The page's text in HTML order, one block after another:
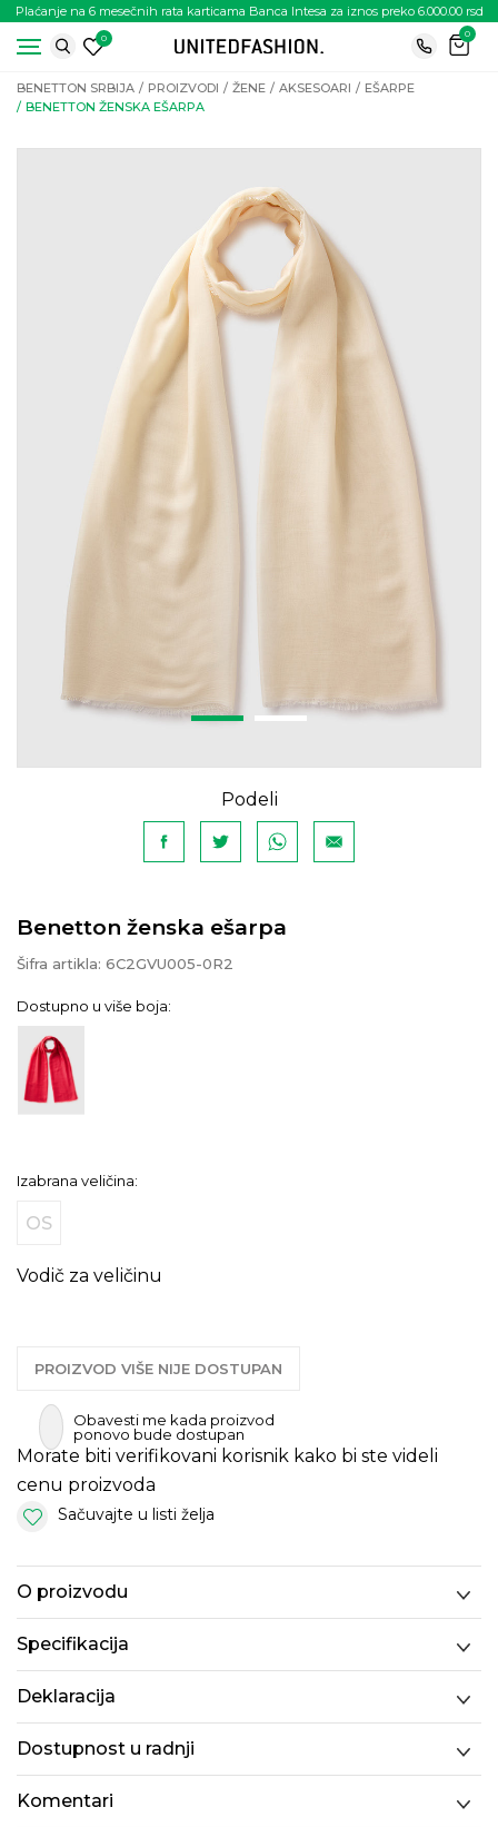
Plaćanje na 6 mesečnih rata karticama Banca Intesa za iznos preko 6.000.00 rsd
0
0
BENETTON SRBIJA PROIZVODI ŽENE AKSESOARI
EŠARPE
BENETTON ŽENSKA EŠARPA
Podeli
Benetton ženska ešarpa
Šifra artikla: 6C2GVU005-0R2
Dostupno u više boja:
Izabrana veličina:
OS
Vodič za veličinu
PROIZVOD VIŠE NIJE DOSTUPAN
Obavesti me kada proizvod
ponovo bude dostupan
Morate biti verifikovani korisnik kako bi ste videli
cenu proizvoda
Sačuvajte u listi želja
O proizvodu
Specifikacija
Deklaracija
Dostupnost u radnji
Komentari